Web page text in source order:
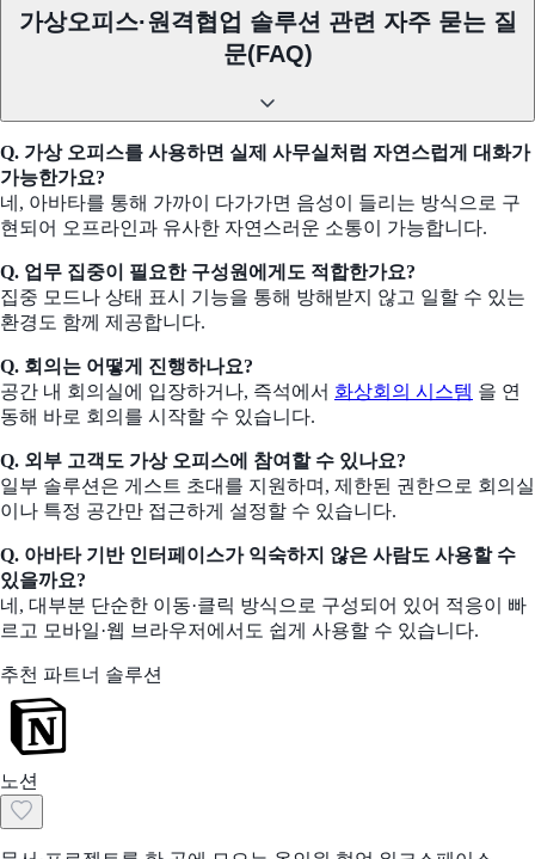
가상오피스·원격협업 솔루션 관련 자주 묻는 질
문(FAQ)
Q. 가상 오피스를 사용하면 실제 사무실처럼 자연스럽게 대화가
가능한가요?
네, 아바타를 통해 가까이 다가가면 음성이 들리는 방식으로 구
현되어 오프라인과 유사한 자연스러운 소통이 가능합니다.
Q. 업무 집중이 필요한 구성원에게도 적합한가요?
집중 모드나 상태 표시 기능을 통해 방해받지 않고 일할 수 있는
환경도 함께 제공합니다.
Q. 회의는 어떻게 진행하나요?
공간 내 회의실에 입장하거나, 즉석에서 화상회의 시스템 을 연
동해 바로 회의를 시작할 수 있습니다.
Q. 외부 고객도 가상 오피스에 참여할 수 있나요?
일부 솔루션은 게스트 초대를 지원하며, 제한된 권한으로 회의실
이나 특정 공간만 접근하게 설정할 수 있습니다.
Q. 아바타 기반 인터페이스가 익숙하지 않은 사람도 사용할 수
있을까요?
네, 대부분 단순한 이동·클릭 방식으로 구성되어 있어 적응이 빠
르고 모바일·웹 브라우저에서도 쉽게 사용할 수 있습니다.
추천 파트너 솔루션
노션